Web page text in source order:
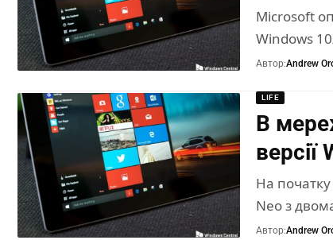
Microsoft
Windows
Автор:Andrew
LIFE
В
версії
На
Neo з
Автор:Andrew